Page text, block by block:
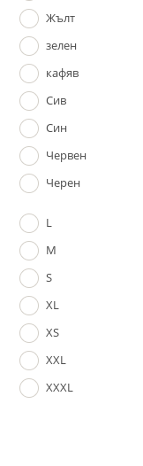
Жълт
зелен
кафяв
Сив
Син
Червен
Черен
L
M
S
XL
XS
XXL
XXXL